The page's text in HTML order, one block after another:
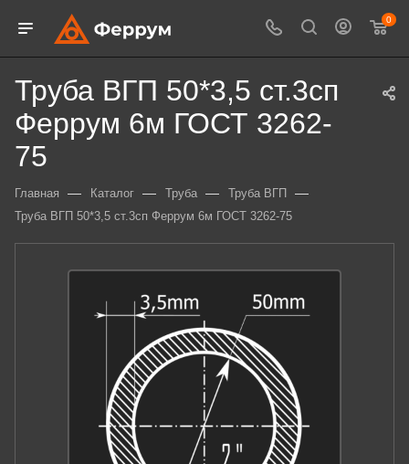
0
Труба ВГП 50*3,5 ст.3сп
Феррум 6м ГОСТ 3262-
75
Главная — Каталог — Труба — Труба ВГП —
Труба ВГП 50*3,5 ст.3сп Феррум 6м ГОСТ 3262-75